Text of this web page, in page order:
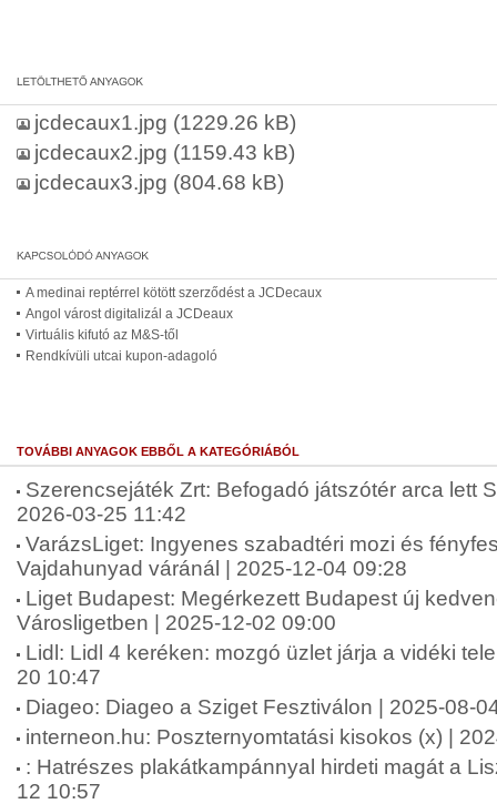
jcdecaux1.jpg (1229.26 kB)
jcdecaux2.jpg (1159.43 kB)
jcdecaux3.jpg (804.68 kB)
A medinai reptérrel kötött szerződést a JCDecaux
Angol várost digitalizál a JCDeaux
Virtuális kifutó az M&S-től
Rendkívüli utcai kupon-adagoló
TOVÁBBI ANYAGOK EBBŐL A KATEGÓRIÁBÓL
Szerencsejáték Zrt: Befogadó játszótér arca lett
2026-03-25 11:42
VarázsLiget: Ingyenes szabadtéri mozi és
Vajdahunyad váránál | 2025-12-04 09:28
Liget Budapest: Megérkezett Budapest új
Városligetben | 2025-12-02 09:00
Lidl: Lidl 4 keréken: mozgó üzlet járja a vidéki
20 10:47
Diageo: Diageo a Sziget Fesztiválon | 2025-08-
interneon.hu: Poszternyomtatási kisokos (x) |
: Hatrészes plakátkampánnyal hirdeti magát a
12 10:57